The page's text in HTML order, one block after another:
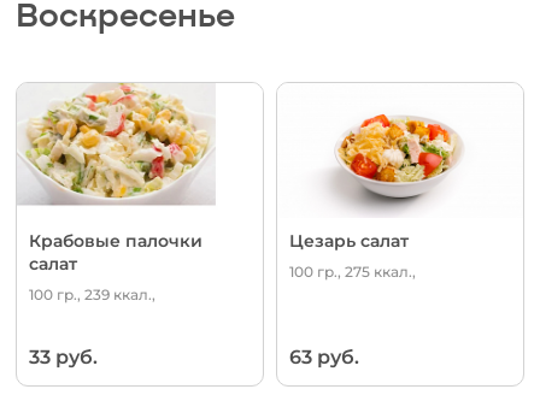
Воскресенье
Крабовые палочки
салат
100 гр., 239 ккал.,
33 руб.
Цезарь салат
100 гр., 275 ккал.,
63 руб.